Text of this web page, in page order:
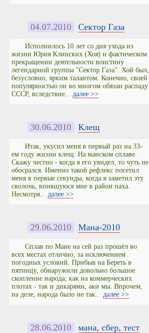
04.07.2010 Сектор Газа
Исполнилось 10 лет со дня ухода из
жизни Юрия Клинских (Хоя) и фактическом
прекращении деятельности воистину
легендарной группы "Сектор Газа". Хой был,
безусловно, ярким талантом. Конечно, своей
популярностью он во многом обязан распаду
СССР, вследствие.. далее >>
30.06.2010 Клещ
Итак, укусил меня в первый раз на 33-
ем году жизни клещ. На манском сплаве.
Скажу честно - когда я его увидел, то чуть не
обосрался. Именно такой рефлекс посетил
меня в первые секунды, когда я заметил эту
сволочь, впившуюся мне в район паха.
Несмотря.. далее >>
29.06.2010 Мана-2010
Сплав по Мане на сей раз прошёл во
всех местах отлично, за исключением
погодных условий. Прибыв на Береть в
пятницу, обнаружили довольно большое
скопление народа; как на коммерческих
плотах - так и дикарями, аки мы. Впрочем,
на деле, народа было не так.. далее >>
28.06.2010 мана, сбер, тест